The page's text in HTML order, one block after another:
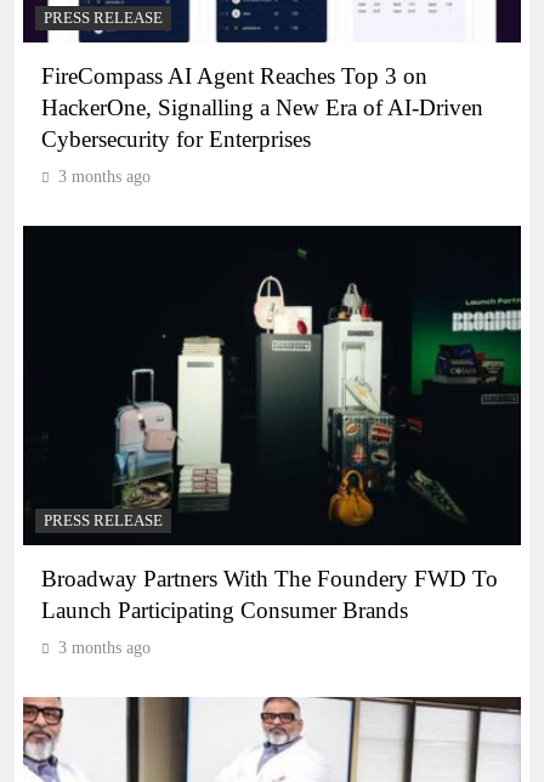
PRESS RELEASE
FireCompass AI Agent Reaches Top 3 on
HackerOne, Signalling a New Era of AI-Driven
Cybersecurity for Enterprises
3 months ago
PRESS RELEASE
Broadway Partners With The Foundery FWD To
Launch Participating Consumer Brands
3 months ago